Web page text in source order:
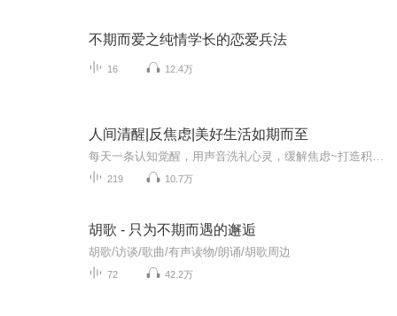
不期而爱之纯情学长的恋爱兵法
16 12.4万
人间清醒|反焦虑|美好生活如期而至
219 10.7万
胡歌 - 只为不期而遇的邂逅
胡歌/访谈/歌曲/有声读物/朗诵/胡歌周边
72 42.2万